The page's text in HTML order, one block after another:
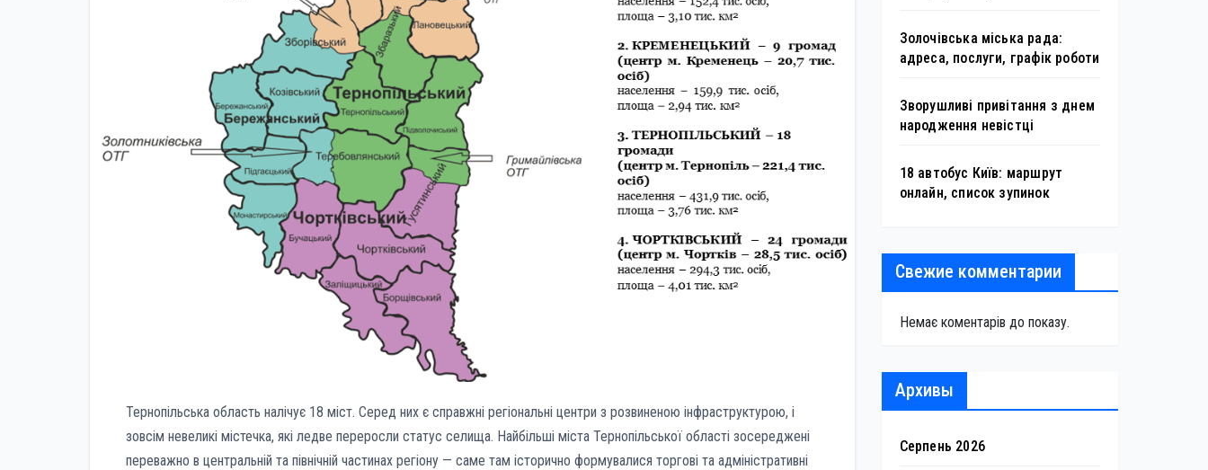
Тернопільська область налічує 18 міст. Серед них є справжні регіональні центри з розвиненою інфраструктурою, і
зовсім невеликі містечка, які ледве переросли статус селища. Найбільші міста Тернопільської області зосереджені
переважно в центральній та північній частинах регіону — саме там історично формувалися торгові та адміністративні
Золочівська міська рада:
адреса, послуги, графік роботи
Зворушливі привітання з днем
народження невістці
18 автобус Київ: маршрут
онлайн, список зупинок
Свежие комментарии
Немає коментарів до показу.
Архивы
Серпень 2026